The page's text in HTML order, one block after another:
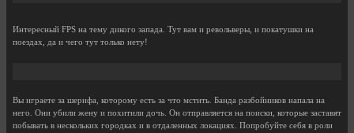
Интересный FPS на тему дикого запада. Тут вам и револьверы, и покатушки на
поездах, да и чего тут только нету!
Вы играете за шерифа, которому есть за что мстить. Банда разбойников напала на
него. Они убили жену и похитили дочь. Он отправляется на поиски, которые заставят
побывать в нескольких городках и в отдаленных локациях. Попробуйте себя в роли